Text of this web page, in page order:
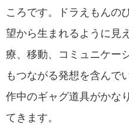
ころです。ドラえもんの
望から生まれるように見
療、移動、コミュニケー
もつながる発想を含んで
作中のギャグ道具がかな
てきます。